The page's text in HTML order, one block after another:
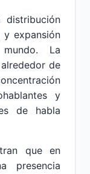
distribución
expansión
La
de
y
de habla
que en
presencia